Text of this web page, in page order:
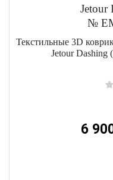
Текстильные 3D
Jetour
6